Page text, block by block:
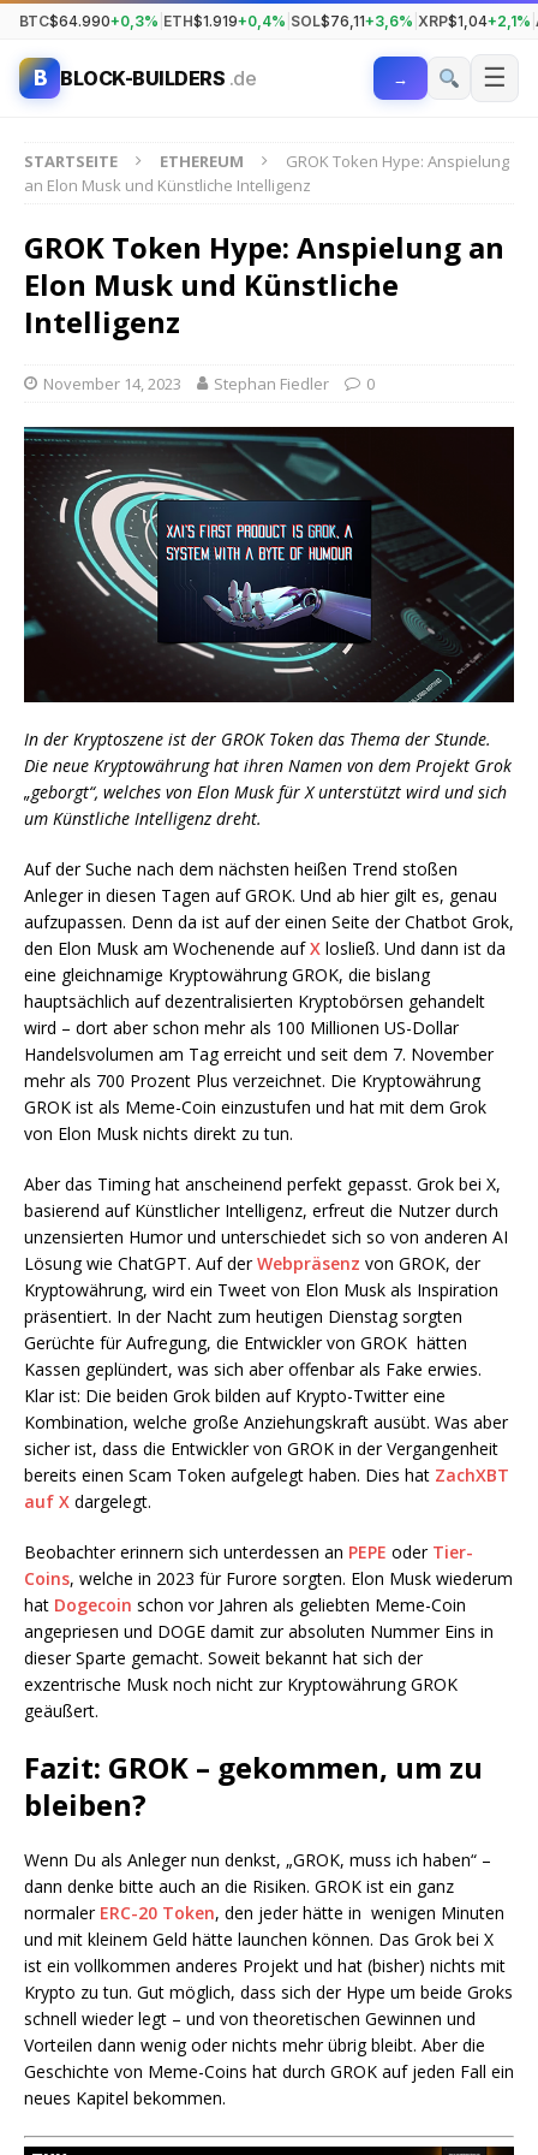
BTC$64.990+0,3% ETH$1.919+0,4% SOL$76,11+3,6% XRP$1,04+2,1%
B BLOCK-BUILDERS .de → ☰
STARTSEITE ETHEREUM
GROK Token Hype: Anspielung
an Elon Musk und Künstliche Intelligenz
GROK Token Hype: Anspielung an
Elon Musk und Künstliche
Intelligenz
November 14, 2023 Stephan Fiedler 0
In der Kryptoszene ist der GROK Token das Thema der Stunde.
Die neue Kryptowährung hat ihren Namen von dem Projekt Grok
„geborgt“, welches von Elon Musk für X unterstützt wird und sich
um Künstliche Intelligenz dreht.
Auf der Suche nach dem nächsten heißen Trend stoßen
Anleger in diesen Tagen auf GROK. Und ab hier gilt es, genau
aufzupassen. Denn da ist auf der einen Seite der Chatbot Grok,
den Elon Musk am Wochenende aufX losließ. Und dann ist da
eine gleichnamige Kryptowährung GROK, die bislang
hauptsächlich auf dezentralisierten Kryptobörsen gehandelt
wird – dort aber schon mehr als 100 Millionen US-Dollar
Handelsvolumen am Tag erreicht und seit dem 7. November
mehr als 700 Prozent Plus verzeichnet. Die Kryptowährung
GROK ist als Meme-Coin einzustufen und hat mit dem Grok
von Elon Musk nichts direkt zu tun.
Aber das Timing hat anscheinend perfekt gepasst. Grok bei X,
basierend auf Künstlicher Intelligenz, erfreut die Nutzer durch
unzensierten Humor und unterschiedet sich so von anderen AI
Lösung wie ChatGPT. Auf derWebpräsenz von GROK, der
Kryptowährung, wird ein Tweet von Elon Musk als Inspiration
präsentiert. In der Nacht zum heutigen Dienstag sorgten
Gerüchte für Aufregung, die Entwickler von GROK hätten
Kassen geplündert, was sich aber offenbar als Fake erwies.
Klar ist: Die beiden Grok bilden auf Krypto-Twitter eine
Kombination, welche große Anziehungskraft ausübt. Was aber
sicher ist, dass die Entwickler von GROK in der Vergangenheit
bereits einen Scam Token aufgelegt haben. Dies hat ZachXBT
auf X dargelegt.
Beobachter erinnern sich unterdessen an PEPE oder Tier-
Coins, welche in 2023 für Furore sorgten. Elon Musk wiederum
hat Dogecoin schon vor Jahren als geliebten Meme-Coin
angepriesen und DOGE damit zur absoluten Nummer Eins in
dieser Sparte gemacht. Soweit bekannt hat sich der
exzentrische Musk noch nicht zur Kryptowährung GROK
geäußert.
Fazit: GROK – gekommen, um zu
bleiben?
Wenn Du als Anleger nun denkst, „GROK, muss ich haben“ –
dann denke bitte auch an die Risiken. GROK ist ein ganz
normaler ERC-20 Token, den jeder hätte in wenigen Minuten
und mit kleinem Geld hätte launchen können. Das Grok bei X
ist ein vollkommen anderes Projekt und hat (bisher) nichts mit
Krypto zu tun. Gut möglich, dass sich der Hype um beide Groks
schnell wieder legt – und von theoretischen Gewinnen und
Vorteilen dann wenig oder nichts mehr übrig bleibt. Aber die
Geschichte von Meme-Coins hat durch GROK auf jeden Fall ein
neues Kapitel bekommen.